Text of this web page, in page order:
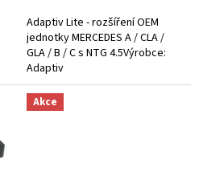
Adaptiv Lite - rozšíření OEM
jednotky MERCEDES A / CLA /
GLA / B / C s NTG 4.5Výrobce:
Adaptiv
Akce